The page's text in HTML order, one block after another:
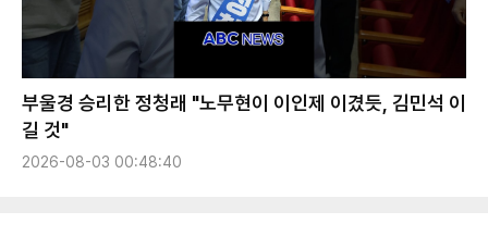
부울경 승리한 정청래 "노무현이 이인제 이겼듯, 김민석 이
길 것"
2026-08-03 00:48:40